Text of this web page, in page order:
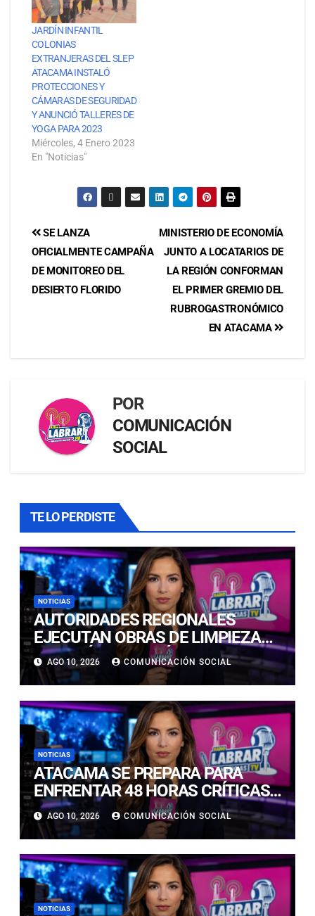
JARDÍN INFANTIL
COLONIAS
EXTRANJERAS DEL SLEP
ATACAMA INSTALÓ
PROTECCIONES Y
CÁMARAS DE SEGURIDAD
Y ANUNCIÓ TALLERES DE
YOGA PARA 2023
Miércoles, 4 Enero 2023
En "Noticias"
MINISTERIO DE ECONOMÍA
JUNTO A LOCATARIOS DE
LA REGIÓN CONFORMAN
EL PRIMER GREMIO DEL
RUBROGASTRONÓMICO
EN ATACAMA
SE LANZA
OFICIALMENTE CAMPAÑA
DE MONITOREO DEL
DESIERTO FLORIDO
POR
COMUNICACIÓN
SOCIAL
TE LO PERDISTE
NOTICIAS
AUTORIDADES REGIONALES
EJECUTAN OBRAS DE LIMPIEZA
EN EL RÍO COPIAPÓ ANTE LA
LLEGADA DE NUEVO EVENTO
METEOROLÓGICO
AGO 10, 2026 COMUNICACIÓN SOCIAL
NOTICIAS
ATACAMA SE PREPARA PARA
ENFRENTAR 48 HORAS CRÍTICAS
POR INTENSAS PRECIPITACIONES
AGO 10, 2026 COMUNICACIÓN SOCIAL
NOTICIAS